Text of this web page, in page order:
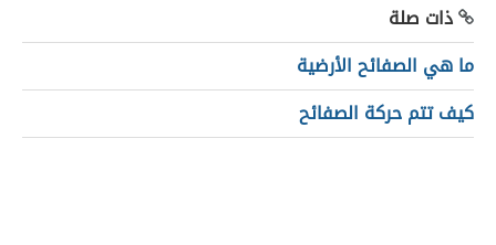
ذات صلة
ما هي الصفائح الأرضية
كيف تتم حركة الصفائح